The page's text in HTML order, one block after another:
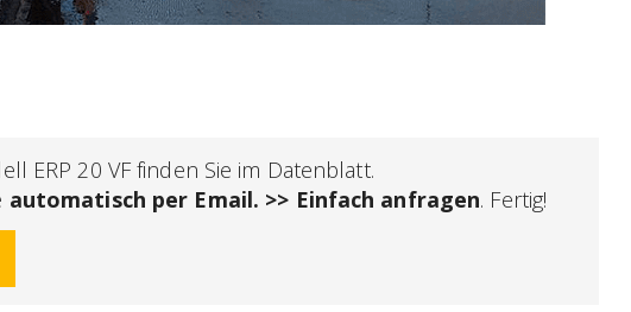
ERP 20 VF finden Sie im Datenblatt.
automatisch per Email. >> Einfach anfragen. Fertig!